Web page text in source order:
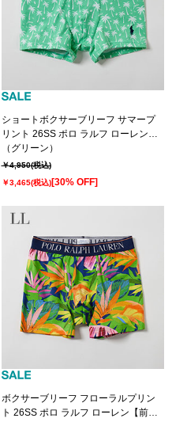
ショートボクサーブリーフ サマープ
リント 26SS ポロ ラルフ ローレン
【前閉じ】(RM3-D107S）
（グリーン）
￥4,950(税込)
￥3,465(税込)[30% OFF]
ボクサーブリーフ フローラルプリン
ト 26SS ポロ ラルフ ローレン【前開